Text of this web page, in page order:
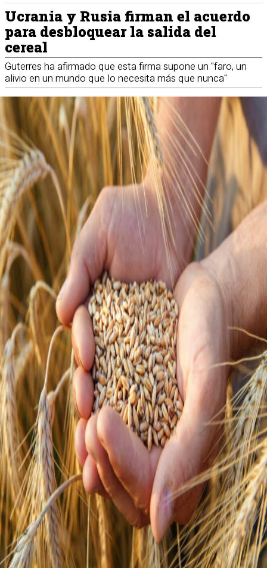
Ucrania y Rusia firman el acuerdo
para desbloquear la salida del
cereal
Guterres ha afirmado que esta firma supone un "faro, un
alivio en un mundo que lo necesita más que nunca"